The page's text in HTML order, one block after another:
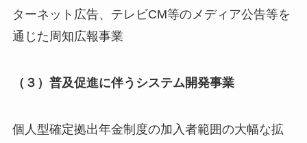
ターネット広告、テレビCM等のメディア公告等を
通じた周知広報事業
（３）普及促進に伴うシステム開発事業
個人型確定拠出年金制度の加入者範囲の大幅な拡